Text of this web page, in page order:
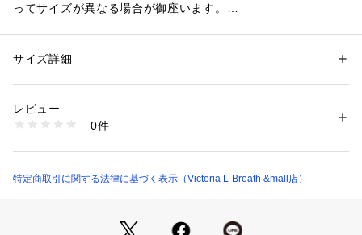
ってサイズが異なる場合が御座います。
●オーガニックコットンとリサイクルポリエステルをブレンド
る足裏パイル仕立てで、長時間使用でも快適性をキープする1
●通気性・速乾性に優れたT/C(オーガニックコットン×リサイク
●ハンガーホール刺繍
性別：メンズ
商品番号：
10841362801 （ショップ）
サイズ詳細
レビュー
0件
特定商取引に関する法律に基づく表示（Victoria L-Breath &mall店）